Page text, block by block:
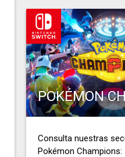
POKÉMON
Consulta nuestras
Pokémon Champions: